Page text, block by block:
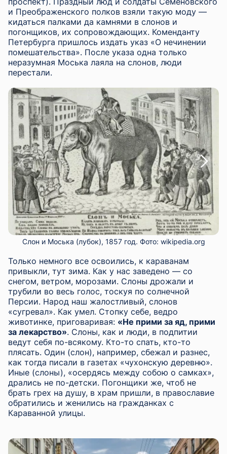
и Преображенского полков взяли такую моду —
кидаться палками да камнями в слонов и
погонщиков, их сопровождающих. Коменданту
Петербурга пришлось издать указ «О нечинении
помешательства». После указа одна только
неразумная Моська лаяла на слонов, люди
перестали.
Слон и Моська (лубок), 1857 год. Фото: wikipedia.org
Только немного все освоились, к караванам
привыкли, тут зима. Как у нас заведено — со
снегом, ветром, морозами. Слоны дрожали и
трубили во весь голос, тоскуя по солнечной
Персии. Народ наш жалостливый, слонов
«сугревал». Как умел. Стопку себе, ведро
животинке, приговаривая: «Не прими за яд, прими
за лекарство». Слоны, как и люди, в подпитии
ведут себя по-всякому. Кто-то спать, кто-то
плясать. Один (слон), например, сбежал и разнес,
как тогда писали в газетах «чухонскую деревню».
Иные (слоны), «осердясь между собою о самках»,
дрались не по-детски. Погонщики же, чтоб не
брать грех на душу, в храм пришли, в православие
обратились и женились на гражданках с
Караванной улицы.